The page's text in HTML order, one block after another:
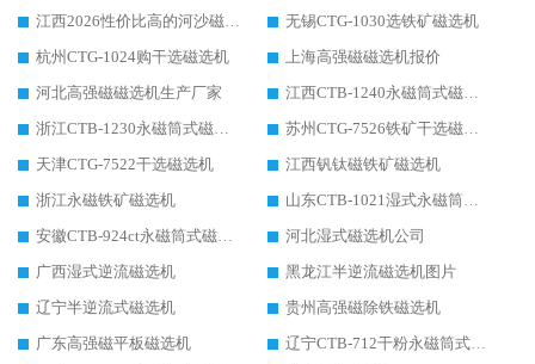
江西2026性价比高的河沙磁选机生产厂家工作原理(通俗 + 专业双版，适配产品文案/介绍使用)
无锡CTG-1030选铁矿磁选机
杭州CTG-1024购干选磁选机
上海高强磁磁选机报价
河北高强磁磁选机生产厂家
江西CTB-1240永磁筒式磁选机厂家
浙江CTB-1230永磁筒式磁选机生产厂家
苏州CTG-7526铁矿干选磁选机
天津CTG-7522干选磁选机
江西钒钛磁铁矿磁选机
浙江永磁铁矿磁选机
山东CTB-1021湿式永磁筒式磁选机
安徽CTB-924ct永磁筒式磁选机
河北湿式磁选机公司
广西湿式逆流磁选机
黑龙江半逆流磁选机图片
辽宁半逆流式磁选机
贵州高强磁除铁磁选机
广东高强磁平板磁选机
辽宁CTB-712干粉永磁筒式磁选机